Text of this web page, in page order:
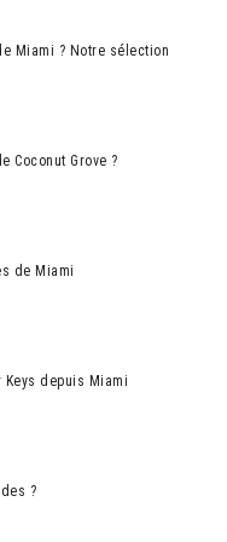
Miami ? Notre sélection
Coconut Grove ?
de Miami
depuis Miami
?